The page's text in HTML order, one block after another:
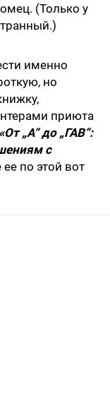
(Только у
именно
но
приюта
«От „А“ до „ГАВ“:
с
по этой вот